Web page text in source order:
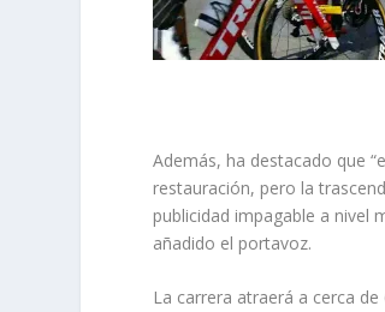
Además, ha destacado que
restauración, pero la
publicidad impagable a nivel
añadido el portavoz.
La carrera atraerá a cerca